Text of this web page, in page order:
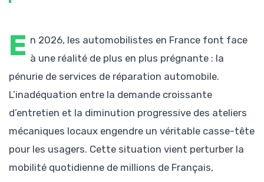
E n 2026, les automobilistes en France font face
à une réalité de plus en plus prégnante : la
pénurie de services de réparation automobile.
L’inadéquation entre la demande croissante
d’entretien et la diminution progressive des ateliers
mécaniques locaux engendre un véritable casse-tête
pour les usagers. Cette situation vient perturber la
mobilité quotidienne de millions de Français,